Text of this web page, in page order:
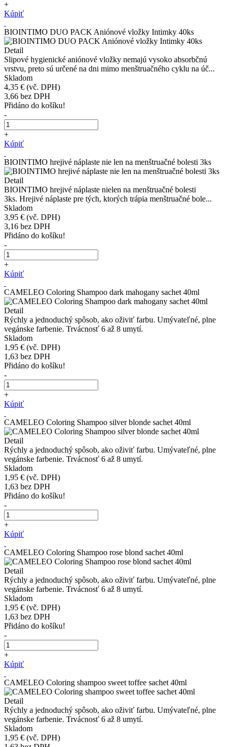
+
Kúpiť
BIOINTIMO DUO PACK Aniónové vložky Intimky 40ks
Detail
Slipové hygienické aniónové vložky nemajú vysoko absorbčnú
vrstvu, preto sú určené na dni mimo menštruačného cyklu na úč...
Skladom
4,35 € (vč. DPH)
3,66 bez DPH
Přidáno do košíku!
-
+
Kúpiť
BIOINTIMO hrejivé náplaste nie len na menštruačné bolesti 3ks
Detail
BIOINTIMO hrejivé náplaste nielen na menštruačné bolesti
3ks. Hrejivé náplaste pre tých, ktorých trápia menštruačné bole...
Skladom
3,95 € (vč. DPH)
3,16 bez DPH
Přidáno do košíku!
-
+
Kúpiť
CAMELEO Coloring Shampoo dark mahogany sachet 40ml
Detail
Rýchly a jednoduchý spôsob, ako oživiť farbu. Umývateľné, plne
vegánske farbenie. Trvácnosť 6 až 8 umytí.
Skladom
1,95 € (vč. DPH)
1,63 bez DPH
Přidáno do košíku!
-
+
Kúpiť
CAMELEO Coloring Shampoo silver blonde sachet 40ml
Detail
Rýchly a jednoduchý spôsob, ako oživiť farbu. Umývateľné, plne
vegánske farbenie. Trvácnosť 6 až 8 umytí.
Skladom
1,95 € (vč. DPH)
1,63 bez DPH
Přidáno do košíku!
-
+
Kúpiť
CAMELEO Coloring Shampoo rose blond sachet 40ml
Detail
Rýchly a jednoduchý spôsob, ako oživiť farbu. Umývateľné, plne
vegánske farbenie. Trvácnosť 6 až 8 umytí.
Skladom
1,95 € (vč. DPH)
1,63 bez DPH
Přidáno do košíku!
-
+
Kúpiť
CAMELEO Coloring shampoo sweet toffee sachet 40ml
Detail
Rýchly a jednoduchý spôsob, ako oživiť farbu. Umývateľné, plne
vegánske farbenie. Trvácnosť 6 až 8 umytí.
Skladom
1,95 € (vč. DPH)